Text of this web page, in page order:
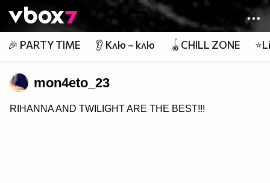
👾
🎉 PARTY TIME 👂 Клю – клю 🪀CHILL ZONE
mon4eto_23
RIHANNA AND TWILIGHT ARE THE BEST!!!